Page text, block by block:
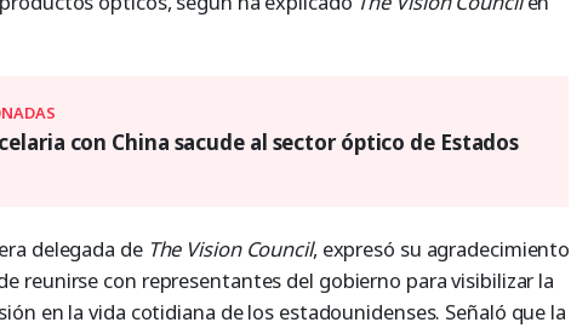
con China sacude al sector óptico de Estados
delegada de The Vision Council, expresó su agradecimiento
reunirse con representantes del gobierno para visibilizar la
en la vida cotidiana de los estadounidenses. Señaló que la